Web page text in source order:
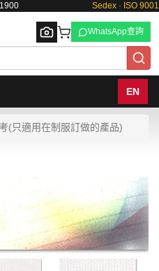
Sedex · ISO 9001
Browse
WhatsApp查詢
EN
(只適用在制服訂做的產品)